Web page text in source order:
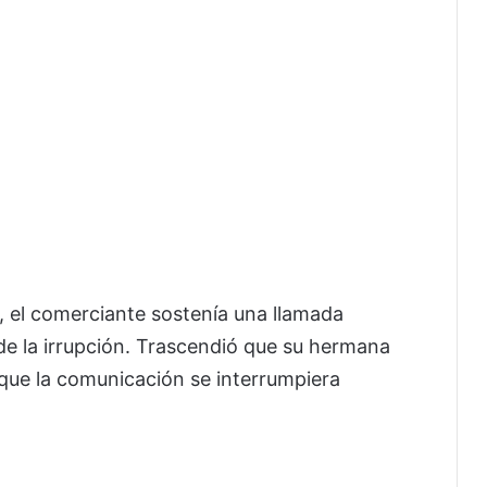
comerciante sostenía una llamada
la irrupción. Trascendió que su hermana
la comunicación se interrumpiera